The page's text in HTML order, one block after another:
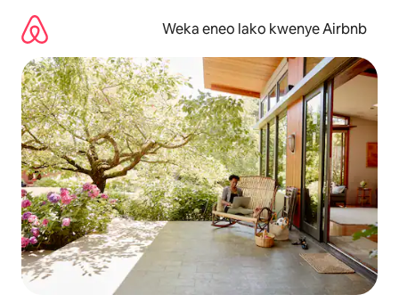
kwenda
kwenye
maudhui
Weka eneo lako kwenye Airbnb